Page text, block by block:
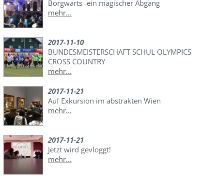
Borgwarts -ein magischer Abgang
mehr...
2017-11-10
BUNDESMEISTERSCHAFT SCHUL OLYMPICS
CROSS COUNTRY
mehr...
2017-11-21
Auf Exkursion im abstrakten Wien
mehr...
2017-11-21
Jetzt wird gevloggt!
mehr...